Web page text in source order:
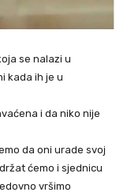
se nalazi u
kada ih je u
i da niko nije
da oni urade svoj
ćemo i sjednicu
vršimo